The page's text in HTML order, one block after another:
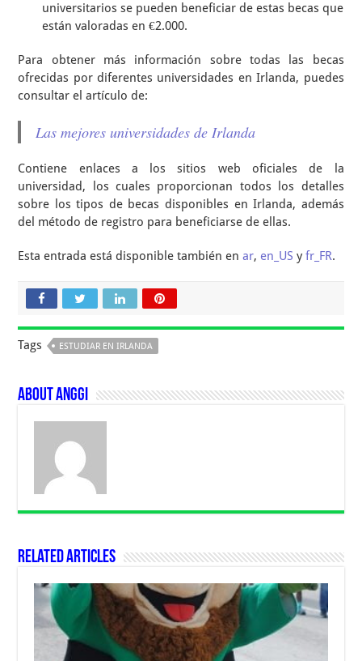
universitarios se pueden beneficiar de estas becas que
están valoradas en €2.000.
Para obtener más información sobre todas las becas
ofrecidas por diferentes universidades en Irlanda, puedes
consultar el artículo de:
Las mejores universidades de Irlanda
Contiene enlaces a los sitios web oficiales de la
universidad, los cuales proporcionan todos los detalles
sobre los tipos de becas disponibles en Irlanda, además
del método de registro para beneficiarse de ellas.
Esta entrada está disponible también enar, en_US yfr_FR.
Tags ESTUDIAR EN IRLANDA
About Anggi
Related Articles